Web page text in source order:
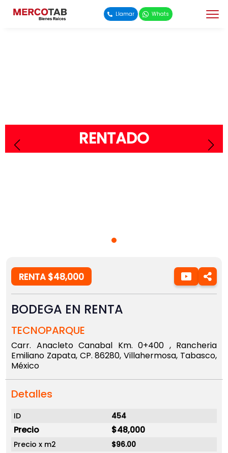
Llamar Whats
RENTADO
RENTA $48,000
BODEGA EN RENTA
TECNOPARQUE
Carr. Anacleto Canabal Km. 0+400 , Rancheria
Emiliano Zapata, CP. 86280, Villahermosa, Tabasco,
México
Detalles
ID 454
Precio $48,000
Precio x m2
$96.00